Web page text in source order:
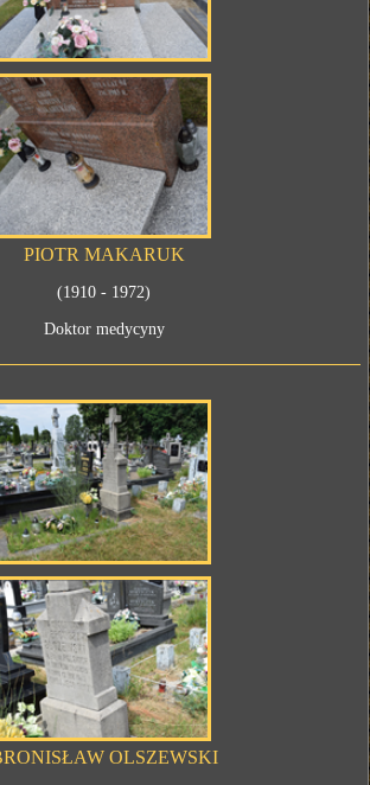
PIOTR MAKARUK
(1910 - 1972)
Doktor medycyny
OLSZEWSKI